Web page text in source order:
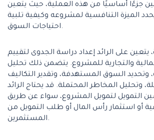
جزءًا أساسيًا من هذه العملية، حيث يتعين
الميزة التنافسية لمشروعه وكيفية تلبية
احتياجات السوق.
يتعين على الرائد إعداد دراسة الجدوى لتقييم
والتجارية للمشروع. يتضمن ذلك تحليل
وتحديد السوق المستهدفة، وتقدير التكاليف
وتحليل المخاطر المحتملة. قد يحتاج الرائد
التمويل لتمويل المشروع، سواء عن طريق
أو استثمار رأس المال أو طلب التمويل من
المستثمرين.